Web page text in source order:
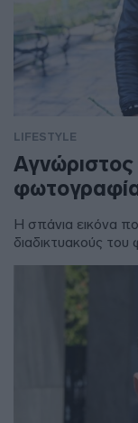
LIFESTYLE
Αγνώριστος
Η σπάνια εικόνα
διαδικτυακούς του